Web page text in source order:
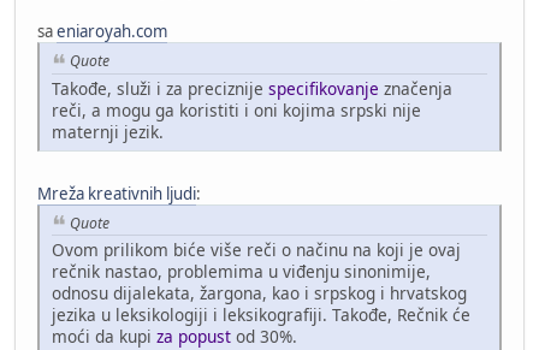
saeniaroyah.com
Quote
Takođe, služi i za preciznije specifikovanje značenja
reči, a mogu ga koristiti i oni kojima srpski nije
maternji jezik.
Mreža kreativnih ljudi:
Quote
Ovom prilikom biće više reči o načinu na koji je ovaj
rečnik nastao, problemima u viđenju sinonimije,
odnosu dijalekata, žargona, kao i srpskog i hrvatskog
jezika u leksikologiji i leksikografiji. Takođe, Rečnik će
moći da kupi za popust od 30%.